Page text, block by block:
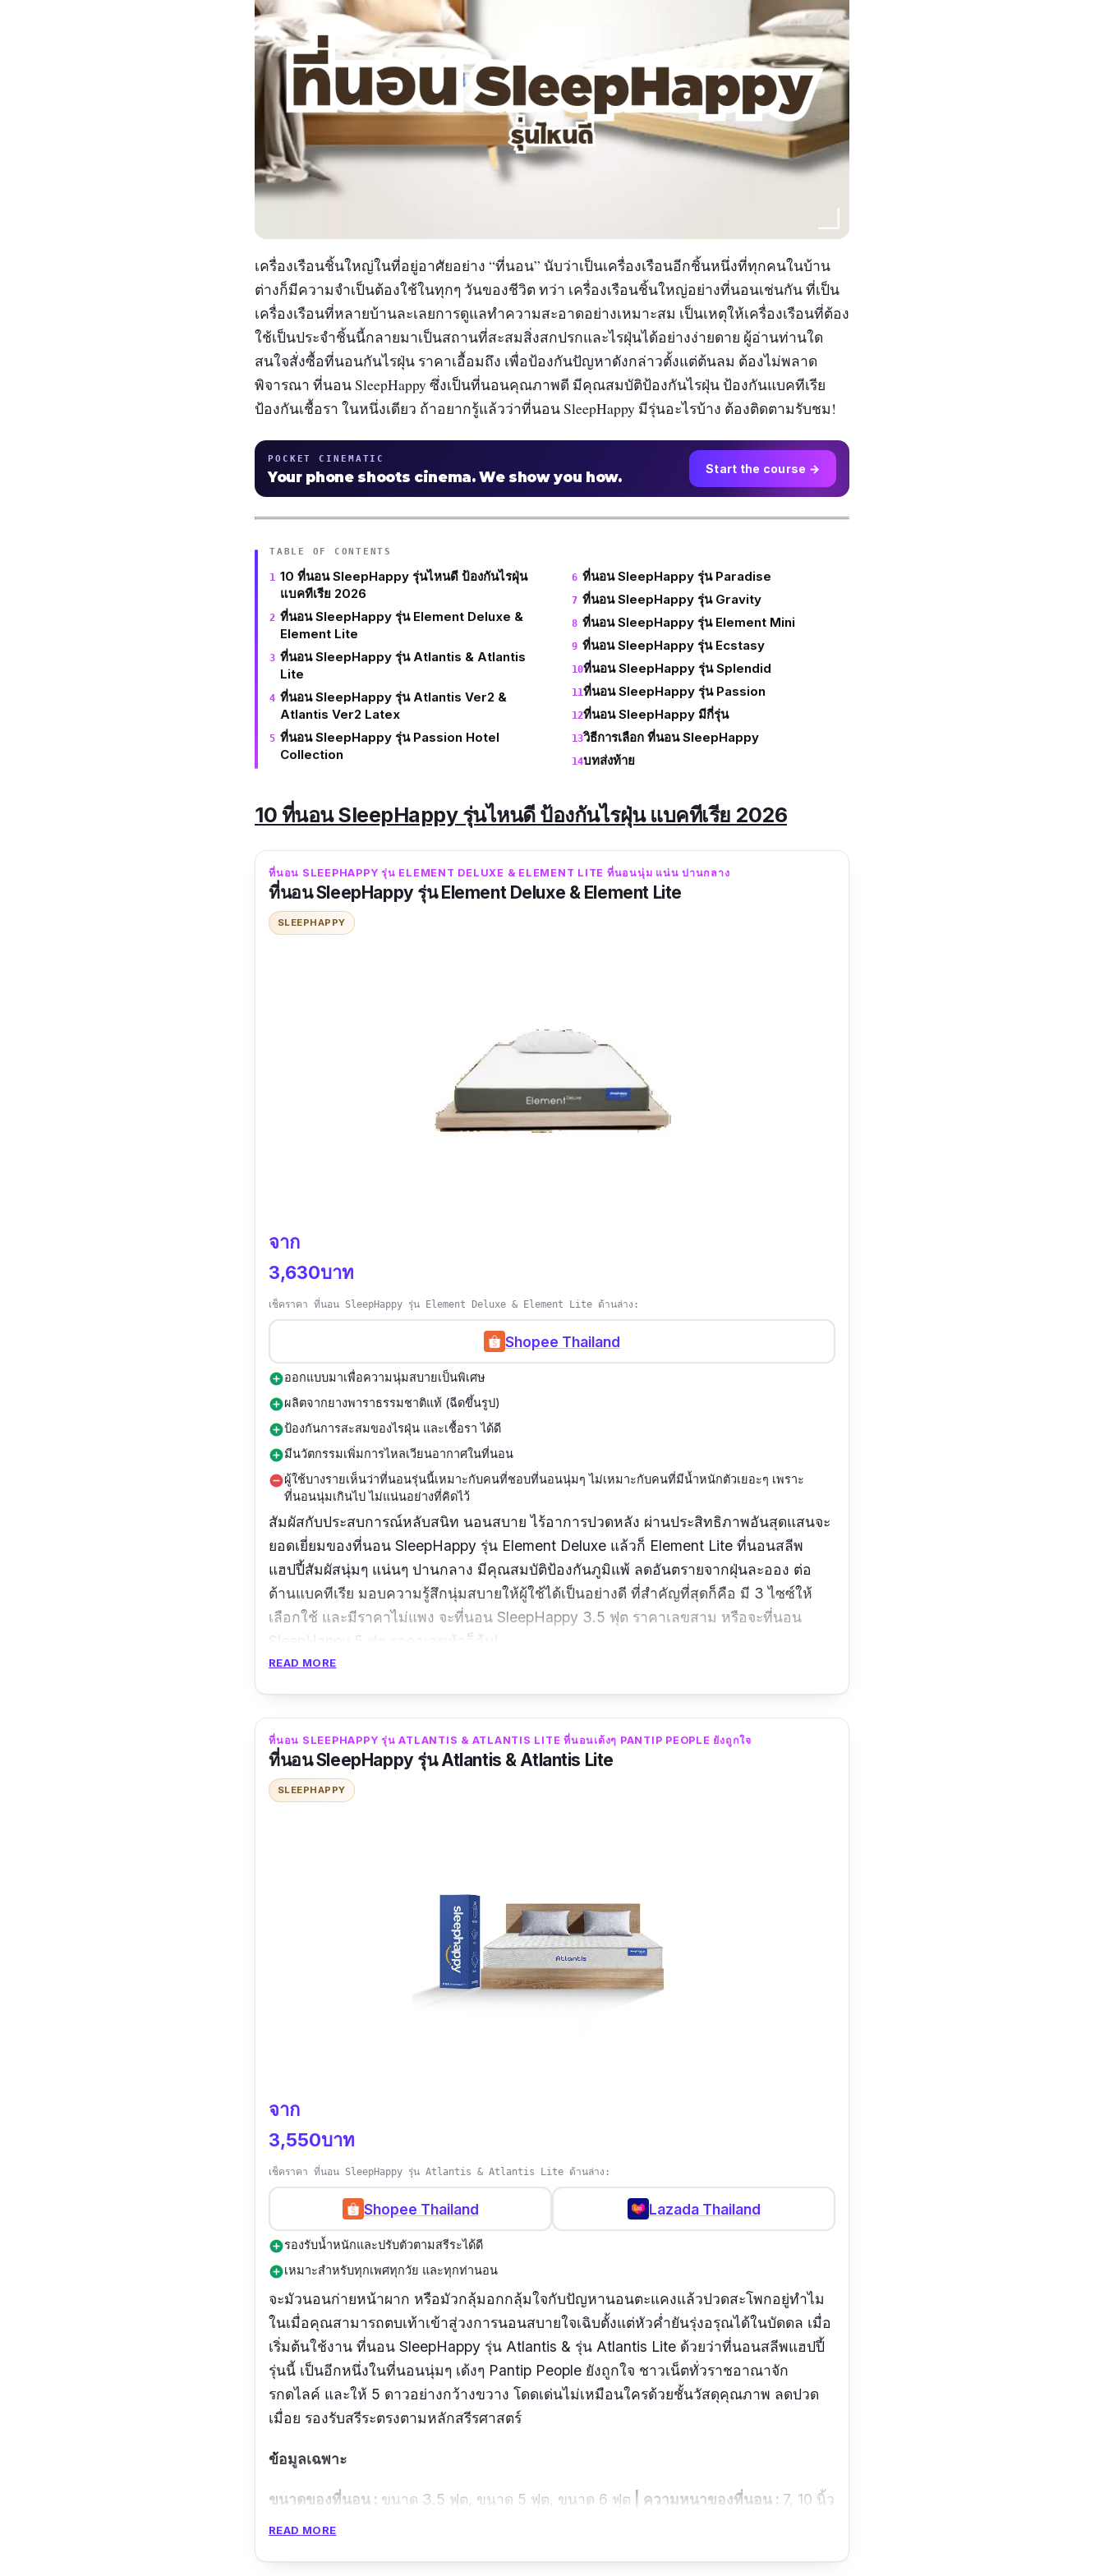
เครื่องเรือนชิ้นใหญ่ในที่อยู่อาศัยอย่าง “ที่นอน” นับว่าเป็นเครื่องเรือนอีกชิ้นหนึ่งที่ทุกคนในบ้าน
ต่างก็มีความจำเป็นต้องใช้ในทุกๆ วันของชีวิต ทว่า เครื่องเรือนชิ้นใหญ่อย่างที่นอนเช่นกัน ที่เป็น
เครื่องเรือนที่หลายบ้านละเลยการดูแลทำความสะอาดอย่างเหมาะสม เป็นเหตุให้เครื่องเรือนที่ต้อง
ใช้เป็นประจำชิ้นนี้กลายมาเป็นสถานที่สะสมสิ่งสกปรกและไรฝุ่นได้อย่างง่ายดาย ผู้อ่านท่านใด
สนใจสั่งซื้อที่นอนกันไรฝุ่น ราคาเอื้อมถึง เพื่อป้องกันปัญหาดังกล่าวตั้งแต่ต้นลม ต้องไม่พลาด
พิจารณา ที่นอน SleepHappy ซึ่งเป็นที่นอนคุณภาพดี มีคุณสมบัติป้องกันไรฝุ่น ป้องกันแบคทีเรีย
ป้องกันเชื้อรา ในหนึ่งเดียว ถ้าอยากรู้แล้วว่าที่นอน SleepHappy มีรุ่นอะไรบ้าง ต้องติดตามรับชม!
POCKET CINEMATIC
Your phone shoots cinema. We show you how. Start the course →
TABLE OF CONTENTS
10 ที่นอน SleepHappy รุ่นไหนดี ป้องกันไรฝุ่น
แบคทีเรีย 2026
ที่นอน SleepHappy รุ่น Element Deluxe &
Element Lite
ที่นอน SleepHappy รุ่น Atlantis & Atlantis
Lite
ที่นอน SleepHappy รุ่น Atlantis Ver2 &
Atlantis Ver2 Latex
ที่นอน SleepHappy รุ่น Passion Hotel
Collection
ที่นอน SleepHappy รุ่น Paradise
ที่นอน SleepHappy รุ่น Gravity
ที่นอน SleepHappy รุ่น Element Mini
ที่นอน SleepHappy รุ่น Ecstasy
ที่นอน SleepHappy รุ่น Splendid
ที่นอน SleepHappy รุ่น Passion
ที่นอน SleepHappy มีกี่รุ่น
วิธีการเลือก ที่นอน SleepHappy
บทส่งท้าย
10 ที่นอน SleepHappy รุ่นไหนดี ป้องกันไรฝุ่น แบคทีเรีย 2026
ที่นอน SLEEPHAPPY รุ่น ELEMENT DELUXE & ELEMENT LITE ที่นอนนุ่ม แน่น ปานกลาง
ที่นอน SleepHappy รุ่น Element Deluxe & Element Lite
SLEEPHAPPY
จาก
3,630บาท
เช็คราคา ที่นอน SleepHappy รุ่น Element Deluxe & Element Lite ด้านล่าง:
Shopee Thailand
add_circleออกแบบมาเพื่อความนุ่มสบายเป็นพิเศษ
add_circleผลิตจากยางพาราธรรมชาติแท้ (ฉีดขึ้นรูป)
add_circleป้องกันการสะสมของไรฝุ่น และเชื้อรา ได้ดี
add_circleมีนวัตกรรมเพิ่มการไหลเวียนอากาศในที่นอน
remove_circleผู้ใช้บางรายเห็นว่าที่นอนรุ่นนี้เหมาะกับคนที่ชอบที่นอนนุ่มๆ ไม่เหมาะกับคนที่มีน้ำหนักตัวเยอะๆ เพราะ
ที่นอนนุ่มเกินไป ไม่แน่นอย่างที่คิดไว้
สัมผัสกับประสบการณ์หลับสนิท นอนสบาย ไร้อาการปวดหลัง ผ่านประสิทธิภาพอันสุดแสนจะ
ยอดเยี่ยมของที่นอน SleepHappy รุ่น Element Deluxe แล้วก็ Element Lite ที่นอนสลีพ
แฮปปี้สัมผัสนุ่มๆ แน่นๆ ปานกลาง มีคุณสมบัติป้องกันภูมิแพ้ ลดอันตรายจากฝุ่นละออง ต่อ
ต้านแบคทีเรีย มอบความรู้สึกนุ่มสบายให้ผู้ใช้ได้เป็นอย่างดี ที่สำคัญที่สุดก็คือ มี 3 ไซซ์ให้
เลือกใช้ และมีราคาไม่แพง จะที่นอน SleepHappy 3.5 ฟุต ราคาเลขสาม หรือจะที่นอน
SleepHappy 5 ฟุต ราคาเลขห้าก็คุ้ม!
ขนาดของที่นอน :ขนาด 3.5 ฟุต, ขนาด 5 ฟุต, ขนาด 6 ฟุต| ความหนาของที่นอน :6, 7 นิ้ว
รีวิวจากผู้ใช้จริง :นอนครบอาทิตย์ละ ประทับใจมาก ที่นอนไม่ปวดหลัง นุ่มกำลังดี เด้งกำลัง
โดน
READ MORE
ที่นอน SLEEPHAPPY รุ่น ATLANTIS & ATLANTIS LITE ที่นอนเด้งๆ PANTIP PEOPLE ยังถูกใจ
ที่นอน SleepHappy รุ่น Atlantis & Atlantis Lite
SLEEPHAPPY
จาก
3,550บาท
เช็คราคา ที่นอน SleepHappy รุ่น Atlantis & Atlantis Lite ด้านล่าง:
Shopee Thailand Lazada Thailand
add_circleรองรับน้ำหนักและปรับตัวตามสรีระได้ดี
add_circleเหมาะสำหรับทุกเพศทุกวัย และทุกท่านอน
จะมัวนอนก่ายหน้าผาก หรือมัวกลุ้มอกกลุ้มใจกับปัญหานอนตะแคงแล้วปวดสะโพกอยู่ทำไม
ในเมื่อคุณสามารถตบเท้าเข้าสู่วงการนอนสบายใจเฉิบตั้งแต่หัวค่ำยันรุ่งอรุณได้ในบัดดล เมื่อ
เริ่มต้นใช้งาน ที่นอน SleepHappy รุ่น Atlantis & รุ่น Atlantis Lite ด้วยว่าที่นอนสลีพแฮปปี้
รุ่นนี้ เป็นอีกหนึ่งในที่นอนนุ่มๆ เด้งๆ Pantip People ยังถูกใจ ชาวเน็ตทั่วราชอาณาจัก
รกดไลค์ และให้ 5 ดาวอย่างกว้างขวาง โดดเด่นไม่เหมือนใครด้วยชั้นวัสดุคุณภาพ ลดปวด
เมื่อย รองรับสรีระตรงตามหลักสรีรศาสตร์
ข้อมูลเฉพาะ
ขนาดของที่นอน : ขนาด 3.5 ฟุต, ขนาด 5 ฟุต, ขนาด 6 ฟุต | ความหนาของที่นอน : 7, 10 นิ้ว
รีวิวจากผู้ใช้จริง :
นิด
READ MORE